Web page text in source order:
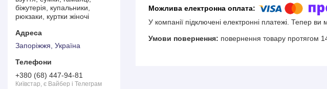
У компанії підключені електронні платежі. Тепер
повернення товару протягом
біжутерія, купальники,
рюкзаки, куртки жіночі
Запоріжжя, Україна
+380 (68) 447-94-81
Київстар, є Вайбер і Телеграм